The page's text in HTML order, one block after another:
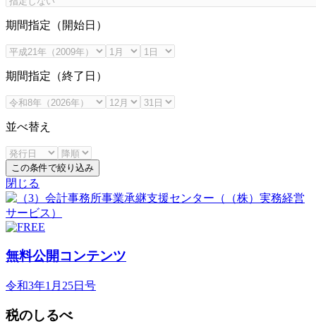
期間指定（開始日）
期間指定（終了日）
並べ替え
この条件で絞り込み
閉じる
無料公開コンテンツ
令和3年1月25日号
税のしるべ